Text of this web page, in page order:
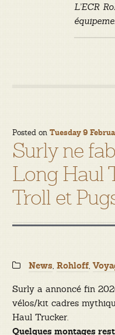
L’ECR
Posted on Tuesday 9
Surly ne
Long Haul
Troll et
Categories:
News Rohloff,
Surly a annoncé fin
vélos/kit cadres
Haul Trucker.
Quelques montages